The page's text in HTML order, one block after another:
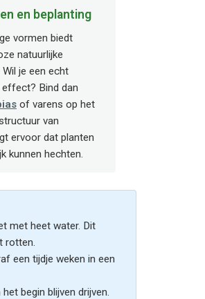
en beplanting
vormen biedt
natuurlijke
je een echt
Bind dan
of varens op het
van
ervoor dat planten
kunnen hechten.
met heet water. Dit
rotten.
een tijdje weken in een
begin blijven drijven.